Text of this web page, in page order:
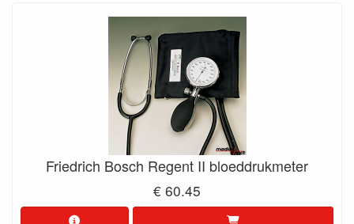
Friedrich Bosch Regent II bloeddrukmeter
€ 60.45